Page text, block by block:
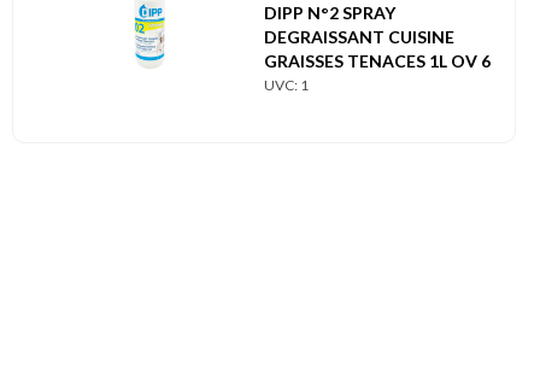
DIPP N°2 SPRAY
DEGRAISSANT CUISINE
GRAISSES TENACES 1L OV 6
UVC: 1